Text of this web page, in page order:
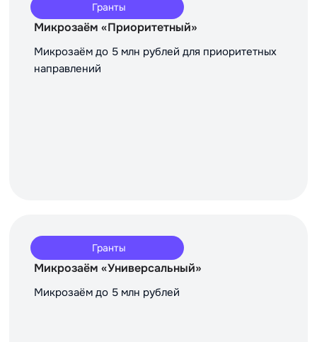
Гранты
Микрозаём «Приоритетный»
Микрозаём до 5 млн рублей для приоритетных
направлений
Гранты
Микрозаём «Универсальный»
Микрозаём до 5 млн рублей